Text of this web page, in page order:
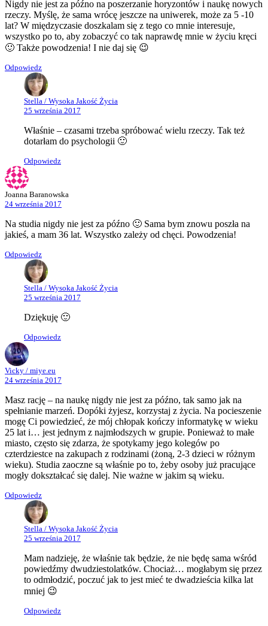
Nigdy nie jest za późno na poszerzanie horyzontów i naukę nowych
rzeczy. Myślę, że sama wrócę jeszcze na uniwerek, może za 5 -10
lat? W międzyczasie doszkalam się z tego co mnie interesuje,
wszystko po to, aby zobaczyć co tak naprawdę mnie w życiu kręci
🙂 Także powodzenia! I nie daj się 😉
Odpowiedz
Stella / Wysoka Jakość Życia
25 września 2017
Właśnie – czasami trzeba spróbować wielu rzeczy. Tak też
dotarłam do psychologii 🙂
Odpowiedz
Joanna Baranowska
24 września 2017
Na studia nigdy nie jest za późno 🙂 Sama bym znowu poszła na
jakieś, a mam 36 lat. Wszystko zależy od chęci. Powodzenia!
Odpowiedz
Stella / Wysoka Jakość Życia
25 września 2017
Dziękuję 🙂
Odpowiedz
Vicky / miye.eu
24 września 2017
Masz rację – na naukę nigdy nie jest za późno, tak samo jak na
spełnianie marzeń. Dopóki żyjesz, korzystaj z życia. Na pocieszenie
mogę Ci powiedzieć, że mój chłopak kończy informatykę w wieku
25 lat i… jest jednym z najmłodszych w grupie. Ponieważ to małe
miasto, często się zdarza, że spotykamy jego kolegów po
czterdziestce na zakupach z rodzinami (żoną, 2-3 dzieci w różnym
wieku). Studia zaoczne są właśnie po to, żeby osoby już pracujące
mogły dokształcać się dalej. Nie ważne w jakim są wieku.
Odpowiedz
Stella / Wysoka Jakość Życia
25 września 2017
Mam nadzieję, że właśnie tak będzie, że nie będę sama wśród
powiedźmy dwudziestolatków. Chociaż… mogłabym się przez
to odmłodzić, poczuć jak to jest mieć te dwadzieścia kilka lat
mniej 😉
Odpowiedz